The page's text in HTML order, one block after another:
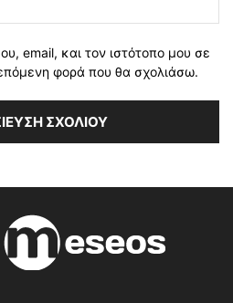
email, και τον ιστότοπο μου σε
φορά που θα σχολιάσω.